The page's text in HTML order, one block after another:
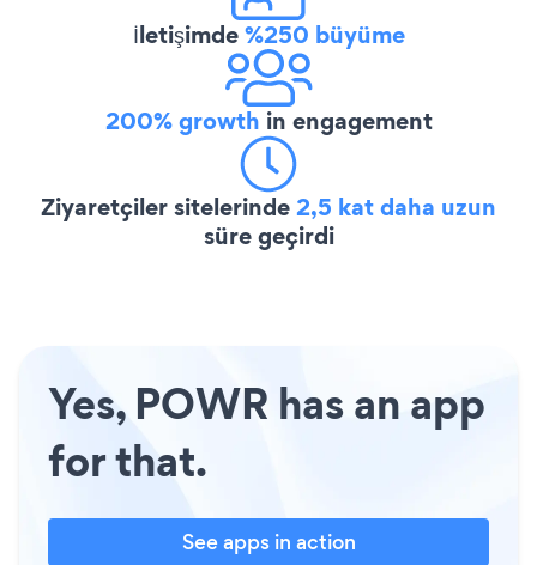
İletişimde%250 büyüme
200% growth in engagement
Ziyaretçiler sitelerinde2,5 kat daha uzun
süre geçirdi
Yes, POWR has an app
for that.
See apps in action